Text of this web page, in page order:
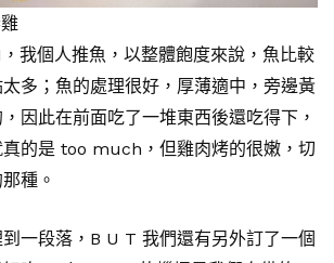
我個人推魚，以整體飽度來說，魚比較
多；魚的處理很好，厚薄適中，旁邊黃
因此在前面吃了一堆東西後還吃得下，
的是 too much，但雞肉烤的很嫩，切
種。
一段落，B U T 我們還有另外訂了一個